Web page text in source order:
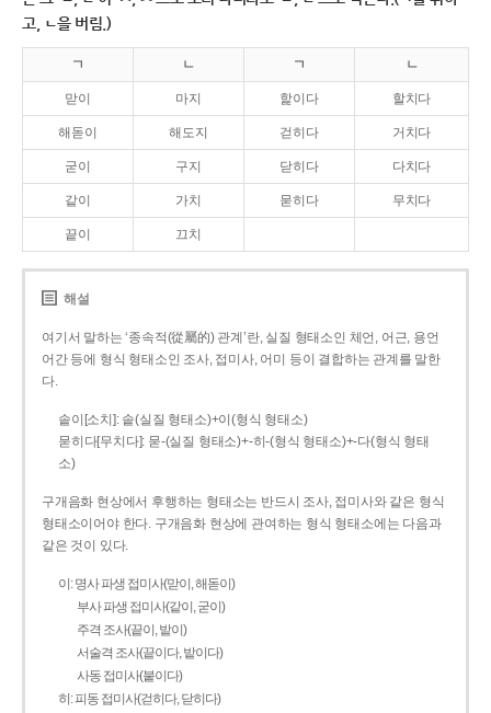
고, ㄴ을 버림.)
ㄱ ㄴ ㄱ ㄴ
맏이 마지 핥이다 할치다
해돋이 해도지 걷히다 거치다
굳이 구지 닫히다 다치다
같이 가치 묻히다 무치다
끝이 끄치
해설
여기서 말하는 ‘종속적(從屬的) 관계’란, 실질 형태소인 체언, 어근, 용언
어간 등에 형식 형태소인 조사, 접미사, 어미 등이 결합하는 관계를 말한
다.
솥이[소치]: 솥(실질 형태소)+이(형식 형태소)
묻히다[무치다]: 묻­-(실질 형태소)+­-히­-(형식 형태소)+-다(형식 형태
소)
구개음화 현상에서 후행하는 형태소는 반드시 조사, 접미사와 같은 형식
형태소이어야 한다. 구개음화 현상에 관여하는 형식 형태소에는 다음과
같은 것이 있다.
이: 명사 파생 접미사(맏이, 해돋이)
부사 파생 접미사(같이, 굳이)
주격 조사(끝이, 밭이)
서술격 조사(끝이다, 밭이다)
사동 접미사(붙이다)
히: 피동 접미사(걷히다, 닫히다)